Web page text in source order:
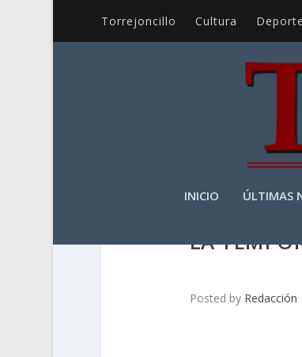
Torrejoncillo Cultura
INICIO ÚLTIMAS
LA
Posted by Redacción